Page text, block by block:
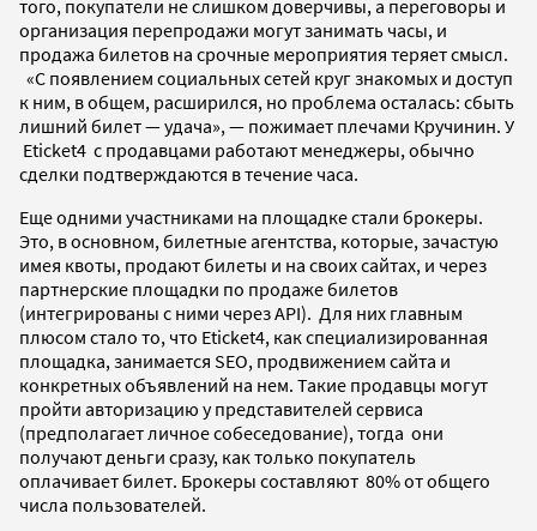
того, покупатели не слишком доверчивы, а переговоры и
организация перепродажи могут занимать часы, и
продажа билетов на срочные мероприятия теряет смысл.
«С появлением социальных сетей круг знакомых и доступ
к ним, в общем, расширился, но проблема осталась: сбыть
лишний билет—удача», — пожимает плечами Кручинин. У
Eticket4 с продавцами работают менеджеры, обычно
сделки подтверждаются в течение часа.
Еще одними участниками на площадке стали брокеры.
Это, в основном, билетные агентства, которые, зачастую
имея квоты, продают билеты и на своих сайтах, и через
партнерские площадки по продаже билетов
(интегрированы с ними через API). Для них главным
плюсом стало то, что Eticket4, как специализированная
площадка, занимается SEO, продвижением сайта и
конкретных объявлений на нем. Такие продавцы могут
пройти авторизацию у представителей сервиса
(предполагает личное собеседование), тогда они
получают деньги сразу, как только покупатель
оплачивает билет. Брокеры составляют 80% от общего
числа пользователей.